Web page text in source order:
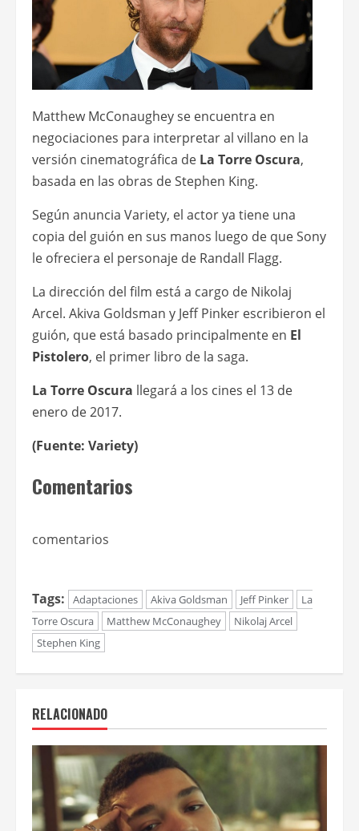
Matthew McConaughey se encuentra en
negociaciones para interpretar al villano en la
versión cinematográfica de La Torre Oscura,
basada en las obras de Stephen King.
Según anuncia Variety, el actor ya tiene una
copia del guión en sus manos luego de que Sony
le ofreciera el personaje de Randall Flagg.
La dirección del film está a cargo de Nikolaj
Arcel. Akiva Goldsman y Jeff Pinker escribieron el
guión, que está basado principalmente en El
Pistolero, el primer libro de la saga.
La Torre Oscura llegará a los cines el 13 de
enero de 2017.
(Fuente: Variety)
Comentarios
comentarios
Tags: Adaptaciones Akiva Goldsman Jeff Pinker
La
Torre Oscura
Matthew McConaughey
Nikolaj Arcel
Stephen King
RELACIONADO